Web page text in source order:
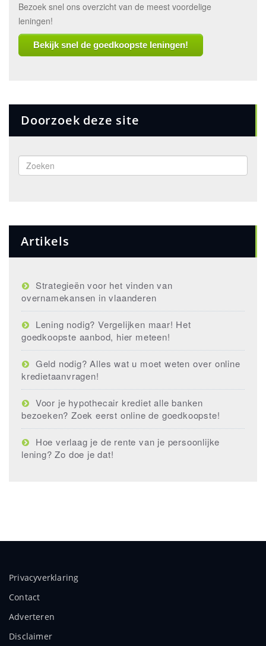
Bezoek snel ons overzicht van de meest voordelige
leningen!
Bekijk snel de goedkoopste leningen!
Doorzoek deze site
Artikels
Strategieën voor het vinden van
overnamekansen in vlaanderen
Lening nodig? Vergelijken maar! Het
goedkoopste aanbod, hier meteen!
Geld nodig? Alles wat u moet weten over online
kredietaanvragen!
Voor je hypothecair krediet alle banken
bezoeken? Zoek eerst online de goedkoopste!
Hoe verlaag je de rente van je persoonlijke
lening? Zo doe je dat!
Privacyverklaring
Contact
Adverteren
Disclaimer